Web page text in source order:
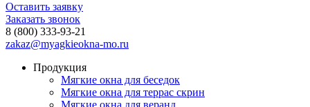
Оставить заявку
Заказать звонок
8 (800) 333-93-21
zakaz@myagkieokna-mo.ru
Продукция
Мягкие окна для беседок
Мягкие окна для террас скрин
Мягкие окна для веранд